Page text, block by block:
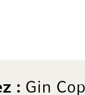
: Gin